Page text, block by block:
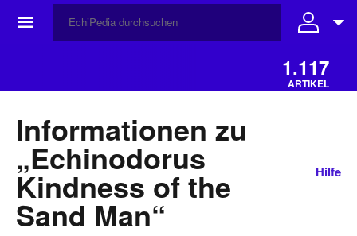
☰
1.117
ARTIKEL
Informationen zu
„Echinodorus
Kindness of the
Sand Man“
Hilfe